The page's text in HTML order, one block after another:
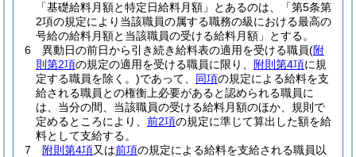
「基礎給料月額と特定日給料月額」とあるのは、「第5条第
2項の規定により当該職員の属する職務の級における最高の
号給の給料月額と当該職員の受ける給料月額」とする。
6
異動日の前日から引き続き給料表の適用を受ける職員(附
則第2項の規定の適用を受ける職員に限り、 附則第4項に規
定する職員を除く。)であって、 同項の規定による給料を支
給される職員との権衡上必要があると認められる職員に
は、当分の間、当該職員の受ける給料月額のほか、規則で
定めるところにより、 前2項の規定に準じて算出した額を給
料として支給する。
7
附則第4項又は前項の規定による給料を支給される職員以